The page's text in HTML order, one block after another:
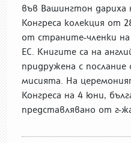
във Вашингтон дариха
Конгреса колекция от
от страните-членки
ЕС. Книгите са на
придружена с
мисията. На
Конгреса на 4 юни,
представлявано от г-